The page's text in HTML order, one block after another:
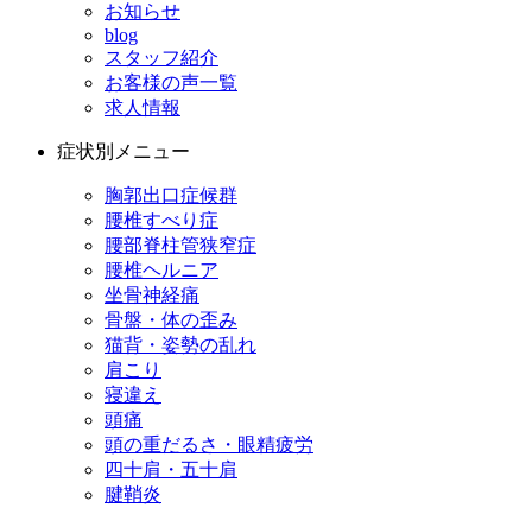
お知らせ
blog
スタッフ紹介
お客様の声一覧
求人情報
症状別メニュー
胸郭出口症候群
腰椎すべり症
腰部脊柱管狭窄症
腰椎ヘルニア
坐骨神経痛
骨盤・体の歪み
猫背・姿勢の乱れ
肩こり
寝違え
頭痛
頭の重だるさ・眼精疲労
四十肩・五十肩
腱鞘炎